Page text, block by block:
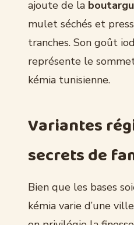
ajoute de la
mulet séchés et
tranches. Son goût
représente le
kémia tunisienne.
Variantes
secrets de
Bien que les bases
kémia varie d’une